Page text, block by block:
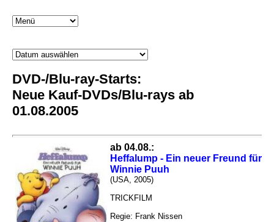
DVD-/Blu-ray-Starts:
Neue Kauf-DVDs/Blu-rays ab
01.08.2005
ab 04.08.:
Heffalump - Ein neuer Freund für
Winnie Puuh
(USA, 2005)
TRICKFILM
Regie: Frank Nissen